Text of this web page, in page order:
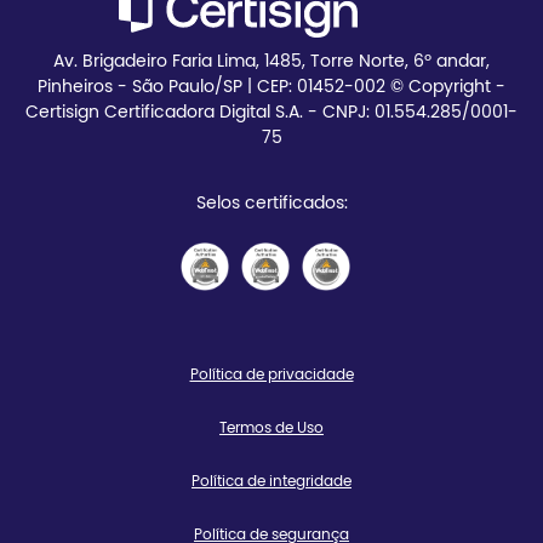
Av. Brigadeiro Faria Lima, 1485, Torre Norte, 6º andar,
Pinheiros - São Paulo/SP | CEP: 01452-002 © Copyright -
Certisign Certificadora Digital S.A. - CNPJ: 01.554.285/0001-
75
Selos certificados:
Política de privacidade
Termos de Uso
Política de integridade
Política de segurança